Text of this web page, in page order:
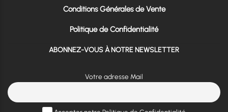
Conditions Générales de Vente
Politique de Confidentialité
ABONNEZ-VOUS À NOTRE NEWSLETTER
Votre adresse Mail